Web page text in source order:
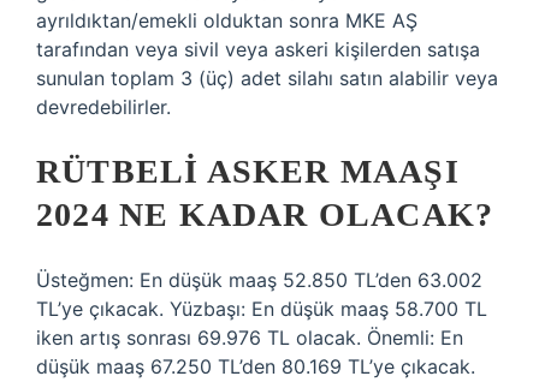
ayrıldıktan/emekli olduktan sonra MKE AŞ
tarafından veya sivil veya askeri kişilerden satışa
sunulan toplam 3 (üç) adet silahı satın alabilir veya
devredebilirler.
RÜTBELI ASKER MAAŞI
2024 NE KADAR OLACAK?
Üsteğmen: En düşük maaş 52.850 TL’den 63.002
TL’ye çıkacak. Yüzbaşı: En düşük maaş 58.700 TL
iken artış sonrası 69.976 TL olacak. Önemli: En
düşük maaş 67.250 TL’den 80.169 TL’ye çıkacak.